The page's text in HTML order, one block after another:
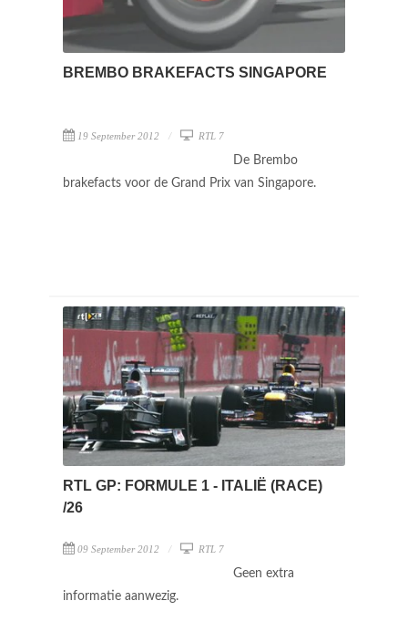
BREMBO BRAKEFACTS SINGAPORE
19 September 2012 RTL 7
De Brembo
brakefacts voor de Grand Prix van Singapore.
RTL GP: FORMULE 1 - ITALIË (RACE)
/26
09 September 2012 RTL 7
Geen extra
informatie aanwezig.